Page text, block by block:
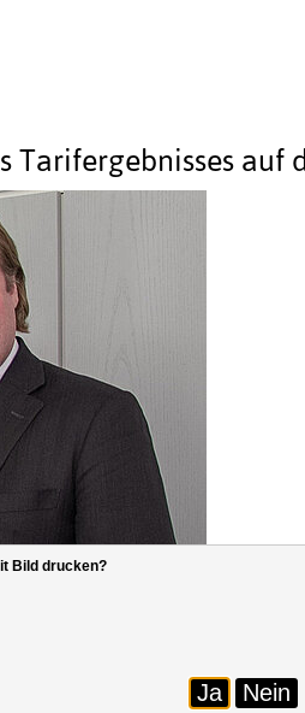
Tarifergebnisses
u. a. zu dem Ergebnis
Beamten- und Versorgungsbereich
Bild drucken?
Ja Nein